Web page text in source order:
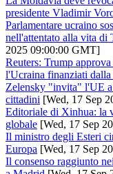
presidente Vladimir
Parlamentare ucraino
nell'attentato alla vita
2025 09:00:00 GMT]
Reuters: Trump
l'Ucraina finanziati
Zelensky "invita" l'UE a
cittadini [Wed, 17 Sep
Editoriale di Xinhua: la
globale [Wed, 17 Sep
Il ministro degli Esteri
Europa [Wed, 17 Sep
Il consenso raggiunto